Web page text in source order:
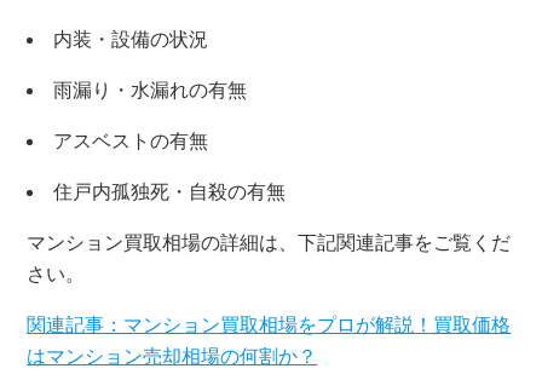
×
内装・設備の状況
雨漏り・水漏れの有無
アスベストの有無
住戸内孤独死・自殺の有無
マンション買取相場の詳細は、下記関連記事をご覧くだ
さい。
関連記事：マンション買取相場をプロが解説！買取価格
はマンション売却相場の何割か？